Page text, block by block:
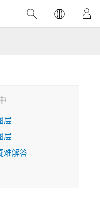
先的 GIS 桌
和数据管
亲身体验交
能力
将探索如何
的规律与关
刻见解。
命稻草
水期间，专门
30 天内打造
关键的救援行
推荐书籍
层
层
难解答